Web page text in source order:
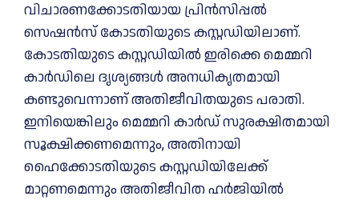
വിചാരണക്കോടതിയായ പ്രിന്‍സിപ്പല്‍
സെഷന്‍സ് കോടതിയുടെ കസ്റ്റഡിയിലാണ്.
കോടതിയുടെ കസ്റ്റഡിയില്‍ ഇരിക്കെ മെമ്മറി
കാര്‍ഡിലെ ദൃശ്യങ്ങള്‍ അനധികൃതമായി
കണ്ടുവെന്നാണ് അതിജീവിതയുടെ പരാതി.
ഇനിയെങ്കിലും മെമ്മറി കാര്‍ഡ് സുരക്ഷിതമായി
സൂക്ഷിക്കണമെന്നും, അതിനായി
ഹൈക്കോടതിയുടെ കസ്റ്റഡിയിലേക്ക്
മാറ്റണമെന്നും അതിജീവിത ഹര്‍ജിയില്‍